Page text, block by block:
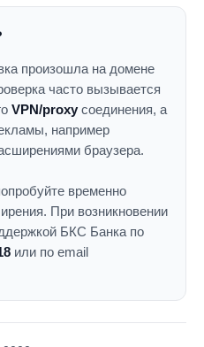
произошла на домене
часто вызывается
VPN/proxy соединения, а
например
браузера.
временно
При возникновении
БКС Банка по
или по email